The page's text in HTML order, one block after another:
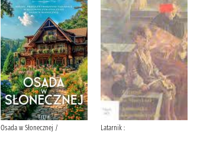
Osada w Słonecznej / Latarnik :